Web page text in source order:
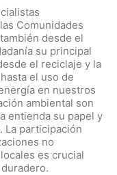
Comunidades
desde el
su principal
el reciclaje y la
el uso de
en nuestros
ambiental son
entienda su papel y
La participación
no
es crucial